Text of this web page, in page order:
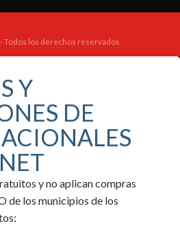
Todos los derechos reservados
Y
DE
y no aplican compras
de los municipios de los